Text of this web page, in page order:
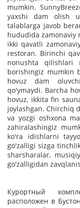
mumkin.
yaxshi dam olish
talablarga javob
hududida zamonaviy
ikki qavatli
restoran. Birinchi
nonushta qilishlari
borishingiz mumkin
hovuz dam
qo'ymaydi. Barcha
hovuz, ikkita fin
joylashgan. Chirchiq
va yozgi oshxona
zahiralashingiz
ko'ra idishlarni
go'zalligi sizga
sharsharalar,
go'zalligidan
Курортный
расположен в